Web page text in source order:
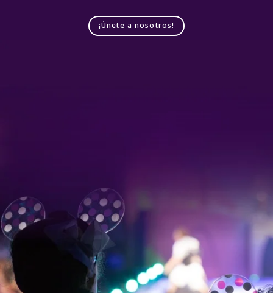
¡Únete a nosotros!